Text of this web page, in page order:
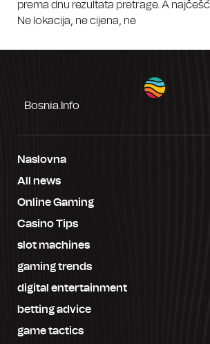
prema dnu rezultata pretrage. A
Ne lokacija, ne cijena, ne
Bosnia.info
Naslovna
All news
Online Gaming
Casino Tips
slot machines
gaming trends
digital entertainment
betting advice
game tactics